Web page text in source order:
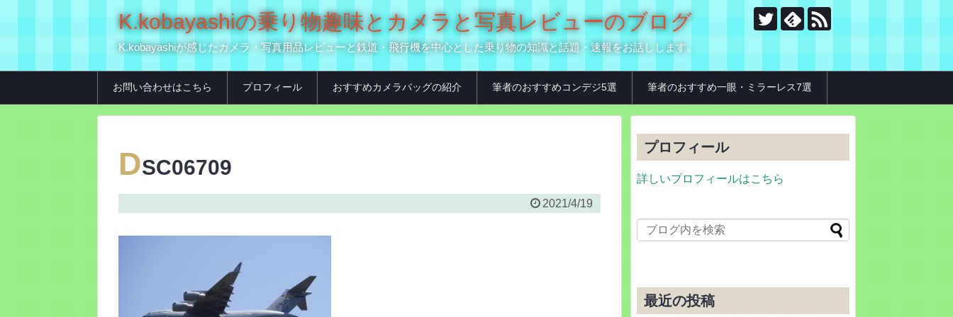
K.kobayashiの乗り物趣味とカメラと写真レビューのブログ
K.kobayashiが感じたカメラ・写真用品レビューと鉄道・飛行機を中心とした乗り物の知識と話題・速報をお話しします。
お問い合わせはこちら プロフィール おすすめカメラバッグの紹介 筆者のおすすめコンデジ5選 筆者のおすすめ一眼・ミラーレス7選
DSC06709
2021/4/19
プロフィール
詳しいプロフィールはこちら
最近の投稿